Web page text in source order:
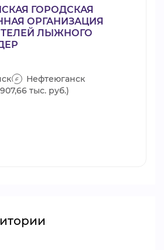
ГОРОДСКАЯ
ОРГАНИЗАЦИЯ
ЛЫЖНОГО
Нефтеюганск
тыс. руб.)